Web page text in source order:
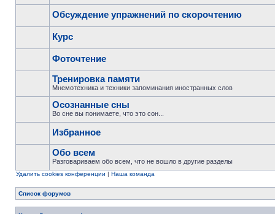
Обсуждение упражнений по скорочтению
Курс
Фоточтение
Тренировка памяти
Мнемотехника и техники запоминания иностранных слов
Осознанные сны
Во сне вы понимаете, что это сон...
Избранное
Обо всем
Разговариваем обо всем, что не вошло в другие разделы
Удалить cookies конференции | Наша команда
Список форумов